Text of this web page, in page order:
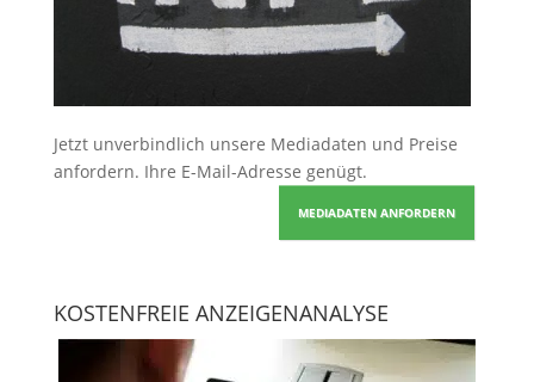
Jetzt unverbindlich unsere Mediadaten und Preise
anfordern. Ihre E-Mail-Adresse genügt.
MEDIADATEN ANFORDERN
KOSTENFREIE ANZEIGENANALYSE